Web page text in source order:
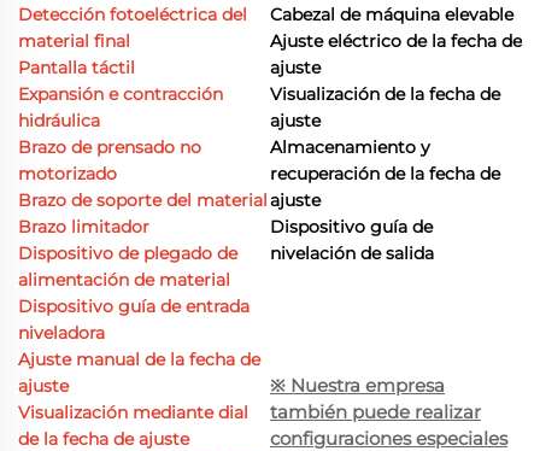
Detección fotoeléctrica del
material final
Pantalla táctil
Expansión e contracción
hidráulica
Brazo de prensado no
motorizado
Brazo de soporte del material
Brazo limitador
Dispositivo de plegado de
alimentación de material
Dispositivo guía de entrada
niveladora
Ajuste manual de la fecha de
ajuste
Visualización mediante dial
de la fecha de ajuste
Cabezal de máquina elevable
Ajuste eléctrico de la fecha de
ajuste
Visualización de la fecha de
ajuste
Almacenamiento y
recuperación de la fecha de
ajuste
Dispositivo guía de
nivelación de salida
※ Nuestra empresa
también puede realizar
configuraciones especiales